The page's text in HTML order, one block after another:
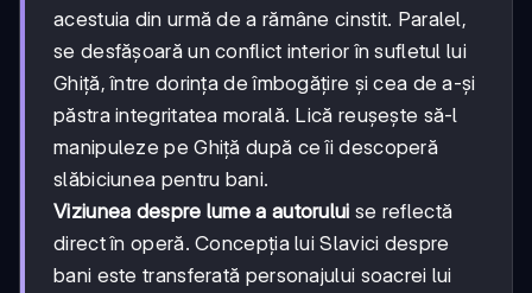
acestuia din urmă de a rămâne cinstit. Paralel,
se desfășoară un conflict interior în sufletul lui
Ghiță, între dorința de îmbogățire și cea de a-și
păstra integritatea morală. Lică reușește să-l
manipuleze pe Ghiță după ce îi descoperă
slăbiciunea pentru bani.
Viziunea despre lume a autorului se reflectă
direct în operă. Concepția lui Slavici despre
bani este transferată personajului soacrei lui